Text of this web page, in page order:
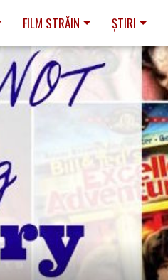
FILM STRĂIN ȘTIRI